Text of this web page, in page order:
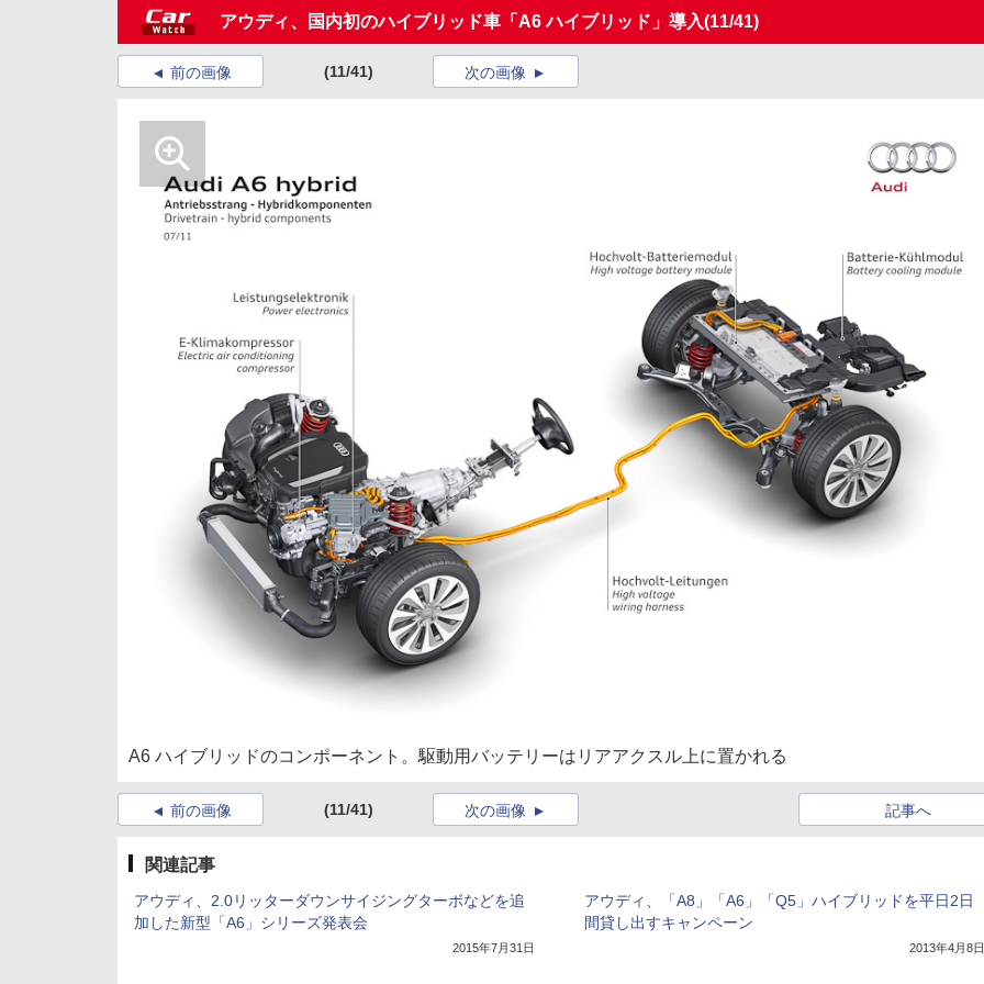
アウディ、国内初のハイブリッド車「A6 ハイブリッド」導入(11/41)
前の画像 (11/41) 次の画像
A6 ハイブリッドのコンポーネント。駆動用バッテリーはリアアクスル上に置かれる
前の画像 (11/41) 記事へ
次の画像
関連記事
アウディ、2.0リッターダウンサイジングターボなどを追
加した新型「A6」シリーズ発表会
2015年7月31日
アウディ、「A8」「A6」「Q5」ハイブリッドを平日2日
間貸し出すキャンペーン
2013年4月8日